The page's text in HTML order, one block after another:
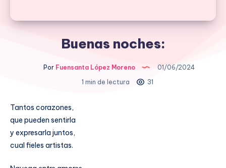
Buenas noches:
PorFuensanta López Moreno
01/06/2024
1 min de lectura
31
Tantos corazones,
que pueden sentirla
y expresarla juntos,
cual fieles artistas.